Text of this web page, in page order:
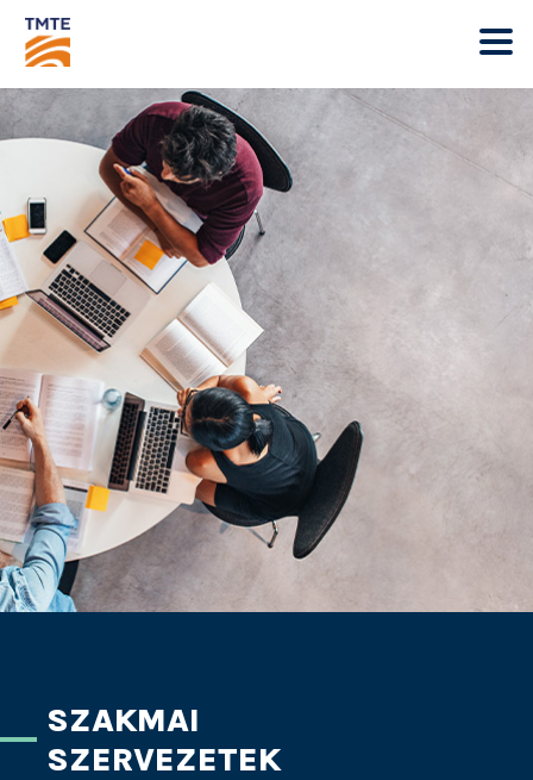
SZAKMAI
SZERVEZETEK